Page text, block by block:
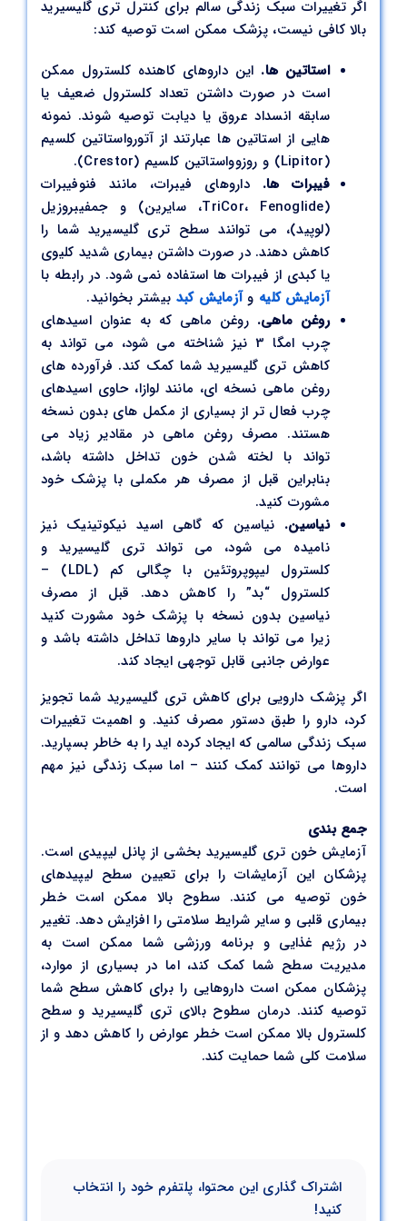
اگر تغییرات سبک زندگی سالم برای کنترل تری گلیسیرید
بالا کافی نیست، پزشک ممکن است توصیه کند:
استاتین ها. این داروهای کاهنده کلسترول ممکن
است در صورت داشتن تعداد کلسترول ضعیف یا
سابقه انسداد عروق یا دیابت توصیه شوند. نمونه
هایی از استاتین ها عبارتند از آتورواستاتین کلسیم
(Lipitor) و روزوواستاتین کلسیم (Crestor).
فیبرات ها. داروهای فیبرات، مانند فنوفیبرات
(TriCor، Fenoglide، سایرین) و جمفیبروزیل
(لوپید)، می توانند سطح تری گلیسیرید شما را
کاهش دهند. در صورت داشتن بیماری شدید کلیوی
یا کبدی از فیبرات ها استفاده نمی شود. در رابطه با
آزمایش کلیه وآزمایش کبد بیشتر بخوانید.
روغن ماهی. روغن ماهی که به عنوان اسیدهای
چرب امگا 3 نیز شناخته می شود، می تواند به
کاهش تری گلیسیرید شما کمک کند. فرآورده های
روغن ماهی نسخه ای، مانند لوازا، حاوی اسیدهای
چرب فعال تر از بسیاری از مکمل های بدون نسخه
هستند. مصرف روغن ماهی در مقادیر زیاد می
تواند با لخته شدن خون تداخل داشته باشد،
بنابراین قبل از مصرف هر مکملی با پزشک خود
مشورت کنید.
نیاسین. نیاسین که گاهی اسید نیکوتینیک نیز
نامیده می شود، می تواند تری گلیسیرید و
کلسترول لیپوپروتئین با چگالی کم (LDL) –
کلسترول “بد” را کاهش دهد. قبل از مصرف
نیاسین بدون نسخه با پزشک خود مشورت کنید
زیرا می تواند با سایر داروها تداخل داشته باشد و
عوارض جانبی قابل توجهی ایجاد کند.
اگر پزشک دارویی برای کاهش تری گلیسیرید شما تجویز
کرد، دارو را طبق دستور مصرف کنید. و اهمیت تغییرات
سبک زندگی سالمی که ایجاد کرده اید را به خاطر بسپارید.
داروها می توانند کمک کنند – اما سبک زندگی نیز مهم
است.
جمع بندی
آزمایش خون تری گلیسیرید بخشی از پانل لیپیدی است.
پزشکان این آزمایشات را برای تعیین سطح لیپیدهای
خون توصیه می کنند. سطوح بالا ممکن است خطر
بیماری قلبی و سایر شرایط سلامتی را افزایش دهد. تغییر
در رژیم غذایی و برنامه ورزشی شما ممکن است به
مدیریت سطح شما کمک کند، اما در بسیاری از موارد،
پزشکان ممکن است داروهایی را برای کاهش سطح شما
توصیه کنند. درمان سطوح بالای تری گلیسیرید و سطح
کلسترول بالا ممکن است خطر عوارض را کاهش دهد و از
سلامت کلی شما حمایت کند.
اشتراک گذاری این محتوا، پلتفرم خود را انتخاب
کنید!